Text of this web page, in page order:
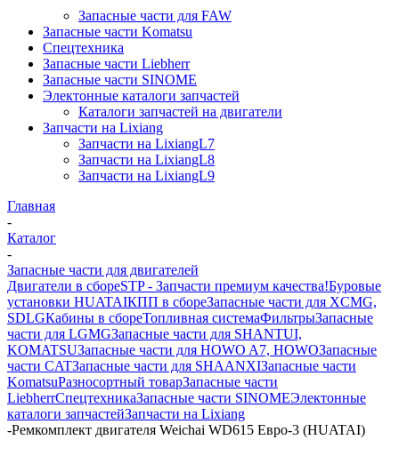
Запасные части для FAW
Запасные части Komatsu
Спецтехника
Запасные части Liebherr
Запасные части SINOME
Электонные каталоги запчастей
Каталоги запчастей на двигатели
Запчасти на Lixiang
Запчасти на LixiangL7
Запчасти на LixiangL8
Запчасти на LixiangL9
Главная
-
Каталог
-
Запасные части для двигателей
Двигатели в сбореSTP - Запчасти премиум качества!Буровые
установки HUATAIКПП в сбореЗапасные части для XCMG,
SDLGКабины в сбореТопливная системаФильтрыЗапасные
части для LGMGЗапасные части для SHANTUI,
KOMATSUЗапасные части для HOWO A7, HOWOЗапасные
части CATЗапасные части для SHAANXIЗапасные части
KomatsuРазносортный товарЗапасные части
LiebherrСпецтехникаЗапасные части SINOMEЭлектонные
каталоги запчастейЗапчасти на Lixiang
-Ремкомплект двигателя Weichai WD615 Евро-3 (HUATAI)